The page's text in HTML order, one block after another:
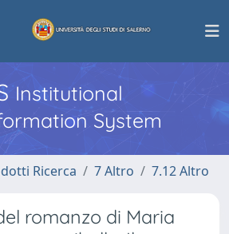
Institutional
System
Ricerca 7 Altro 7.12 Altro
romanzo di Maria